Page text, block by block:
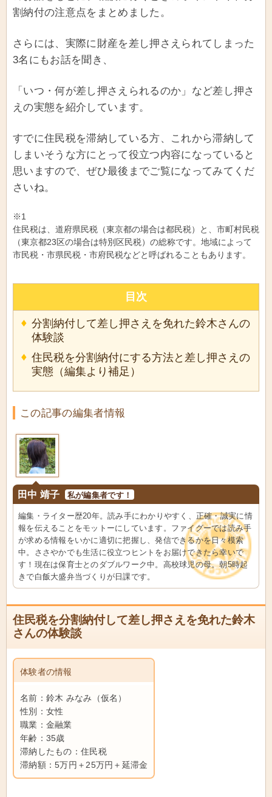
割納付の注意点をまとめました。
さらには、実際に財産を差し押さえられてしまった
3名にもお話を聞き、
「いつ・何が差し押さえられるのか」など差し押さ
えの実態を紹介しています。
すでに住民税を滞納している方、これから滞納して
しまいそうな方にとって役立つ内容になっていると
思いますので、ぜひ最後までご覧になってみてくだ
さいね。
※1
住民税は、道府県民税（東京都の場合は都民税）と、市町村民税
（東京都23区の場合は特別区民税）の総称です。地域によって
市民税・市県民税・市府民税などと呼ばれることもあります。
目次
分割納付して差し押さえを免れた鈴木さんの
体験談
住民税を分割納付にする方法と差し押さえの
実態（編集より補足）
この記事の編集者情報
田中 靖子 私が編集者です！
編集・ライター歴20年。読み手にわかりやすく、正確・誠実に情
報を伝えることをモットーにしています。ファイグーでは読み手
が求める情報をいかに適切に把握し、発信できるかを日々模索
中。ささやかでも生活に役立つヒントをお届けできたら幸いで
す！現在は保育士とのダブルワーク中。高校球児の母。朝5時起
きで白飯大盛弁当づくりが日課です。
住民税を分割納付して差し押さえを免れた鈴木
さんの体験談
体験者の情報
名前：鈴木 みなみ（仮名）
性別：女性
職業：金融業
年齢：35歳
滞納したもの：住民税
滞納額：5万円＋25万円＋延滞金